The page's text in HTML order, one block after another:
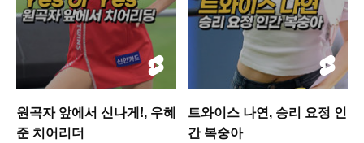
원곡자 앞에서 신나게!, 우혜
준 치어리더
트와이스 나연, 승리 요정 인
간 복숭아